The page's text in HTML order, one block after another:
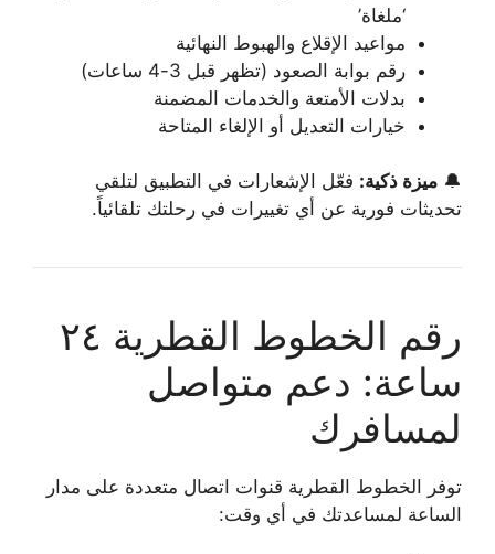
‘ملغاة’
مواعيد الإقلاع والهبوط النهائية
رقم بوابة الصعود (تظهر قبل 3-4 ساعات)
بدلات الأمتعة والخدمات المضمنة
خيارات التعديل أو الإلغاء المتاحة
🔔 ميزة ذكية: فعّل الإشعارات في التطبيق لتلقي
تحديثات فورية عن أي تغييرات في رحلتك تلقائياً.
رقم الخطوط القطرية ٢٤
ساعة: دعم متواصل
لمسافرك
توفر الخطوط القطرية قنوات اتصال متعددة على مدار
الساعة لمساعدتك في أي وقت: